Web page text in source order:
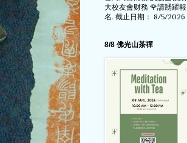
大校友會财務 🌹請踴躍報
名. 截止日期： 8/5/2026
8/8 佛光山茶禪